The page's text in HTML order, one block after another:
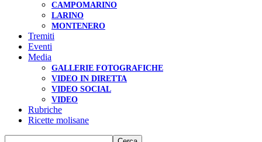
CAMPOMARINO
LARINO
MONTENERO
Tremiti
Eventi
Media
GALLERIE FOTOGRAFICHE
VIDEO IN DIRETTA
VIDEO SOCIAL
VIDEO
Rubriche
Ricette molisane